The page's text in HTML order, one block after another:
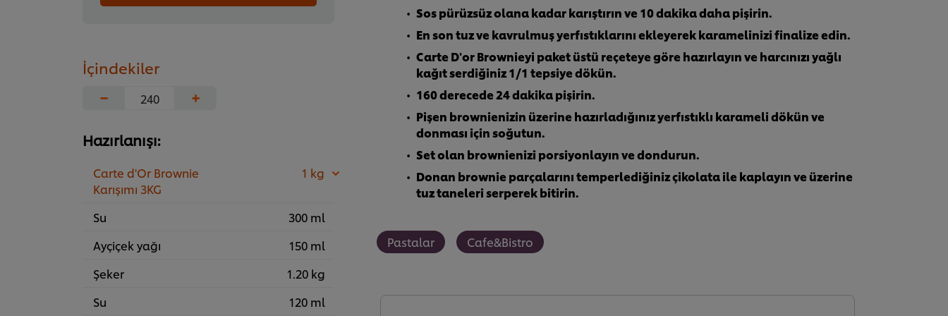
İçindekiler
−
+
Hazırlanışı:
Carte d'Or Brownie
Karışımı 3KG
1 kg
Su
300 ml
Ayçiçek yağı
150 ml
Şeker
1.20 kg
Su
120 ml
Sos pürüzsüz olana kadar karıştırın ve 10 dakika daha pişirin.
En son tuz ve kavrulmuş yerfıstıklarını ekleyerek karamelinizi finalize edin.
Carte D'or Brownieyi paket üstü reçeteye göre hazırlayın ve harcınızı yağlı
kağıt serdiğiniz 1/1 tepsiye dökün.
160 derecede 24 dakika pişirin.
Pişen brownienizin üzerine hazırladığınız yerfıstıklı karameli dökün ve
donması için soğutun.
Set olan brownienizi porsiyonlayın ve dondurun.
Donan brownie parçalarını temperlediğiniz çikolata ile kaplayın ve üzerine
tuz taneleri serperek bitirin.
Pastalar Cafe&Bistro